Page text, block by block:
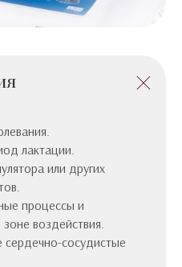
лактации.
или других
процессы и
воздействия.
сердечно-сосудистые